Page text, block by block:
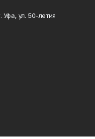
Уфа, ул. 50-летия